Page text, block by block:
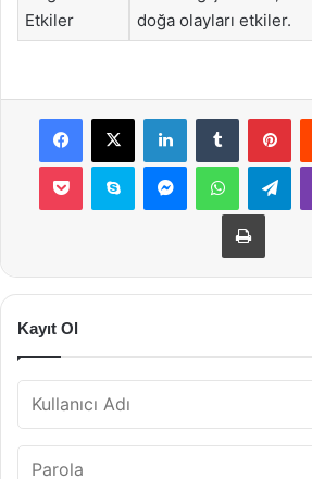
Etkiler
doğa olayları etkiler.
Facebook
X LinkedInTumblr
Pocket Skype MessengerWhatsApp
Yazdır
Kayıt Ol